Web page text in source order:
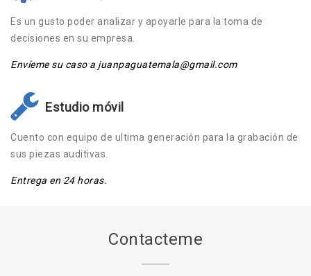
Es un gusto poder analizar y apoyarle para la toma de
decisiones en su empresa.
Envíeme su caso a juanpaguatemala@gmail.com
Estudio móvil
Cuento con equipo de ultima generación para la grabación de
sus piezas auditivas.
Entrega en 24 horas.
Contacteme